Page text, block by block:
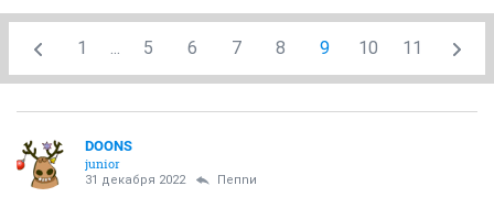
1 5 6 7 8 9 10 11
DOONS
junior
31 декабря 2022 Пепnи